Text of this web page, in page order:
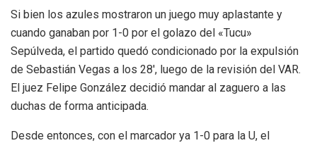
Si bien los azules mostraron un juego muy aplastante y
cuando ganaban por 1-0 por el golazo del «Tucu»
Sepúlveda, el partido quedó condicionado por la expulsión
de Sebastián Vegas a los 28′, luego de la revisión del VAR.
El juez Felipe González decidió mandar al zaguero a las
duchas de forma anticipada.
Desde entonces, con el marcador ya 1-0 para la U, el